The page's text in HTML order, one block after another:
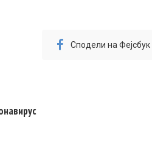
Сподели на Фејсбук